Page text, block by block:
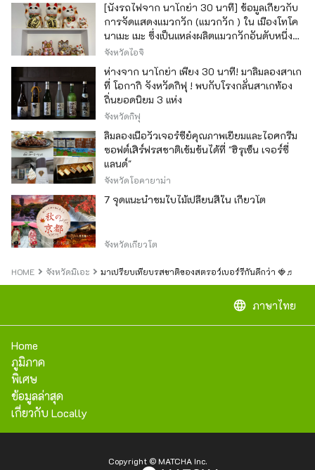
[นั่งรถไฟจาก นาโกย่า 30 นาที] ข้อมูลเกี่ยวกับ
การจัดแสดงแมวกวัก (แมวกวัก ) ใน เมืองโทโค
นาเมะ เมะ ซึ่งเป็นแหล่งผลิตแมวกวักอันดับหนึ่ง
ของญี่ปุ่น
จังหวัดไอจิ
ห่างจาก นาโกย่า เพียง 30 นาที! มาลิ้มลองสาเก
ที่ โอกากิ จังหวัดกิฟุ ! พบกับโรงกลั่นสาเกท้อง
ถิ่นยอดนิยม 3 แห่ง
จังหวัดกิฟุ
ลิ้มลองเนื้อวัวเจอร์ซีย์คุณภาพเยี่ยมและไอศกรีม
ซอฟต์เสิร์ฟรสชาติเข้มข้นได้ที่ "ฮิรุเซ็น เจอร์ซี่
แลนด์"
จังหวัดโอคายาม่า
7 จุดแนะนำชมใบไม้เปลี่ยนสีใน เกียวโต
จังหวัดเกียวโต
HOME จังหวัดมิเอะ มาเปรียบเทียบรสชาติของสตรอว์เบอร์รีกันดีกว่า 🍓♬
language ภาษาไทย
Home
ภูมิภาค
พิเศษ
ข้อมูลล่าสุด
เกี่ยวกับ Locally
Copyright © MATCHA Inc.